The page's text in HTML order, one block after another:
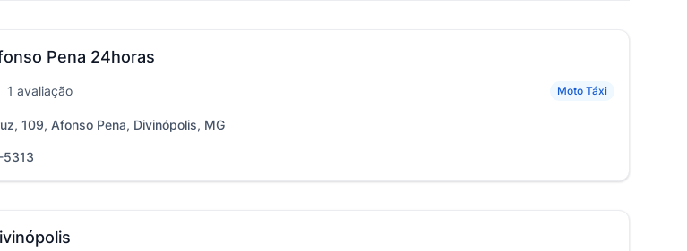
Pena 24horas
Moto Táxi
1 avaliação
109, Afonso Pena, Divinópolis, MG